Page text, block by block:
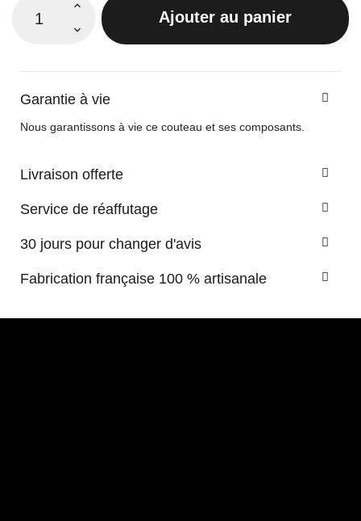
Ajouter au panier
Garantie à vie
Nous garantissons à vie ce couteau et ses composants.
Livraison offerte
Service de réaffutage
30 jours pour changer d'avis
Fabrication française 100 % artisanale